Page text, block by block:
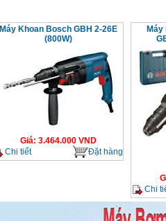
Máy Khoan Bosch GBH 2-26E
(800W)
Giá: 3.464.000VND
Chi tiết
Đặt hàng
Chi